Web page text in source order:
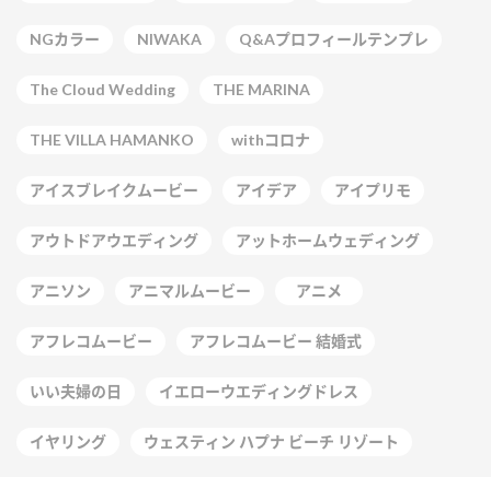
NGカラー NIWAKA Q&Aプロフィールテンプレ
The Cloud Wedding THE MARINA
THE VILLA HAMANKO withコロナ
アイスブレイクムービー アイデア アイプリモ
アウトドアウエディング アットホームウェディング
アニソン アニマルムービー アニメ
アフレコムービー アフレコムービー 結婚式
いい夫婦の日 イエローウエディングドレス
イヤリング ウェスティン ハプナ ビーチ リゾート